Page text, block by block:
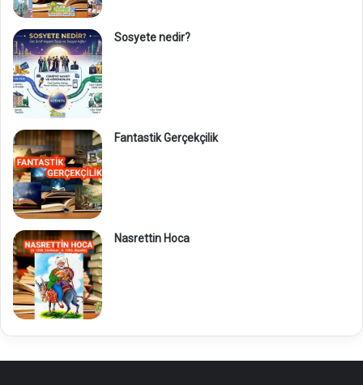
Sosyete nedir?
Fantastik Gerçekçilik
Nasrettin Hoca